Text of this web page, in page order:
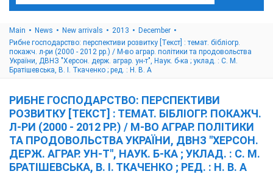
Main News New arrivals 2013
December
Рибне господарство: перспективи розвитку [Текст] : темат. бібліогр.
покажч. л-ри (2000 - 2012 рр.) / М-во аграр. політики та продовольства
України, ДВНЗ "Херсон. держ. аграр. ун-т", Наук. б-ка ; уклад. : С. М.
Братішевська, В. І. Ткаченко ; ред. : Н. В. А
РИБНЕ ГОСПОДАРСТВО: ПЕРСПЕКТИВИ
РОЗВИТКУ [ТЕКСТ] : ТЕМАТ. БІБЛІОГР. ПОКАЖЧ.
Л-РИ (2000 - 2012 РР.) / М-ВО АГРАР. ПОЛІТИКИ
ТА ПРОДОВОЛЬСТВА УКРАЇНИ, ДВНЗ "ХЕРСОН.
ДЕРЖ. АГРАР. УН-Т", НАУК. Б-КА ; УКЛАД. : С. М.
БРАТІШЕВСЬКА, В. І. ТКАЧЕНКО ; РЕД. : Н. В. А